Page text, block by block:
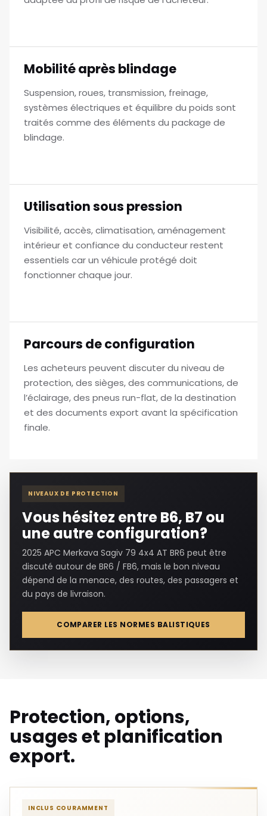
Mobilité après blindage
Suspension, roues, transmission, freinage,
systèmes électriques et équilibre du poids sont
traités comme des éléments du package de
blindage.
Utilisation sous pression
Visibilité, accès, climatisation, aménagement
intérieur et confiance du conducteur restent
essentiels car un véhicule protégé doit
fonctionner chaque jour.
Parcours de configuration
Les acheteurs peuvent discuter du niveau de
protection, des sièges, des communications, de
l’éclairage, des pneus run-flat, de la destination
et des documents export avant la spécification
finale.
NIVEAUX DE PROTECTION
Vous hésitez entre B6, B7 ou
une autre configuration?
2025 APC Merkava Sagiv 79 4x4 AT BR6 peut être
discuté autour de BR6 / FB6, mais le bon niveau
dépend de la menace, des routes, des passagers et
du pays de livraison.
COMPARER LES NORMES BALISTIQUES
Protection, options,
usages et planification
export.
INCLUS COURAMMENT